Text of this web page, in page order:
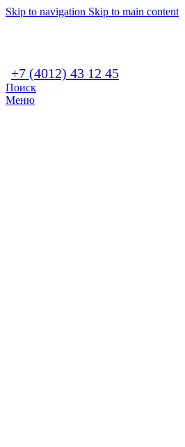
Skip to navigation Skip to main content
+7 (4012) 43 12 45
Поиск
Меню